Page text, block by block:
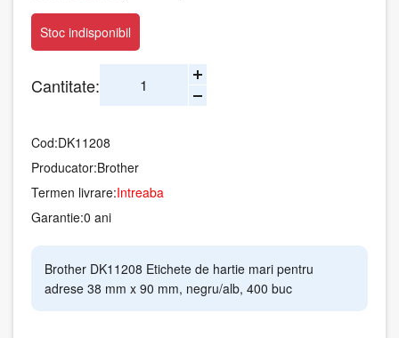
Stoc indisponibil
Cantitate:
Cod:DK11208
Producator:Brother
Termen livrare:Intreaba
Garantie:0 ani
Brother DK11208 Etichete de hartie mari pentru
adrese 38 mm x 90 mm, negru/alb, 400 buc